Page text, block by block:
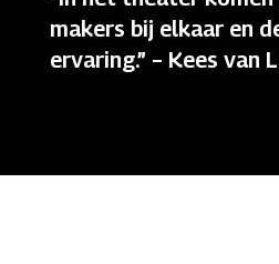
makers bij elkaar en
ervaring.” – Kees van